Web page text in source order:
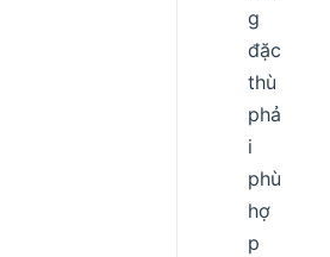
g
đặc
thù
phả
i
phù
hợ
p